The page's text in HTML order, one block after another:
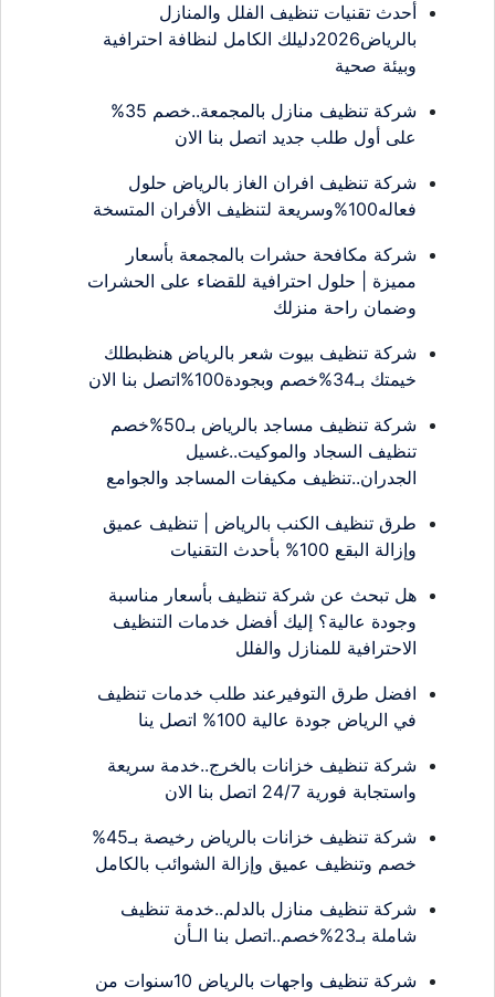
أحدث تقنيات تنظيف الفلل والمنازل
بالرياض2026دليلك الكامل لنظافة احترافية
وبيئة صحية
شركة تنظيف منازل بالمجمعة..خصم 35%
على أول طلب جديد اتصل بنا الان
شركة تنظيف افران الغاز بالرياض حلول
شركة مكافحة حشرات بالمجمعة بأسعار
مميزة | حلول احترافية للقضاء على الحشرات
وضمان راحة منزلك
شركة تنظيف بيوت شعر بالرياض هنظبطلك
شركة تنظيف مساجد بالرياض بـ50%خصم
تنظيف السجاد والموكيت..غسيل
الجدران..تنظيف مكيفات المساجد والجوامع
طرق تنظيف الكنب بالرياض | تنظيف عميق
وإزالة البقع 100% بأحدث التقنيات
هل تبحث عن شركة تنظيف بأسعار مناسبة
وجودة عالية؟ إليك أفضل خدمات التنظيف
الاحترافية للمنازل والفلل
افضل طرق التوفيرعند طلب خدمات تنظيف
في الرياض جودة عالية 100% اتصل ينا
شركة تنظيف خزانات بالخرج..خدمة سريعة
واستجابة فورية 24/7 اتصل بنا الان
شركة تنظيف خزانات بالرياض رخيصة بـ45%
خصم وتنظيف عميق وإزالة الشوائب بالكامل
شركة تنظيف منازل بالدلم..خدمة تنظيف
شركة تنظيف واجهات بالرياض 10سنوات من